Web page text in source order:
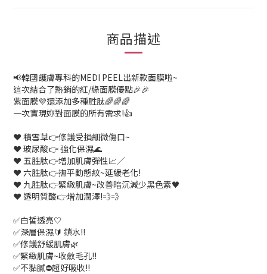
商品描述
📢韓國護膚專科的MEDI PEEL出新款面膜啦~
這次結合了熱銷的紅/綠面膜優點🎉🎉
紫面膜💜還添加多種胜肽🌈🌈🌈
一次實現妳對面膜的所有需求!👍
❤ 積雪草👉修護受損細微傷口~
❤ 玻尿酸👉 強化保濕🌊
❤ 五胜肽👉增加肌膚彈性📈／
❤ 六胜肽👉撫平動態紋~延緩老化!
❤ 九胜肽👉緊緻肌膚~改善暗沉減少黑色素🖤
❤ 透明質酸👉增加潤澤!💨💨
✅白皙透亮🤍
✅深層保濕🔰 鎖水!!
✅修護舒緩肌膚🌿
✅緊緻肌膚~收斂毛孔!!
✅不黏膩⛔超好吸收!!